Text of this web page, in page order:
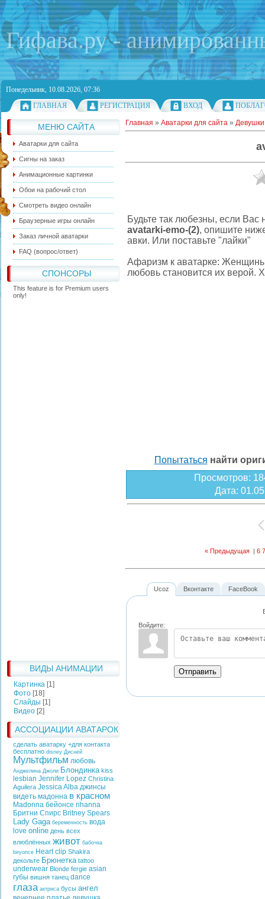
Гифава.ру -
Понедельник, 10.08.2026, 07:36
ГЛАВНАЯ
РЕГИСТРАЦИЯ ВХОД
МЕНЮ САЙТА
Аватарки для сайта
Сигны на заказ
Анимационные картинки
Обои на рабочий стол
Смотреть видео онлайн
Браузерные игры онлайн
Заказ личной аватарки
FAQ (вопрос/ответ)
СПОНСОРЫ
This feature is for Premium users
only!
ВИДЫ АНИМАЦИИ
Картинка [1]
Фото [18]
Слайды [1]
Видео [2]
АССОЦИАЦИИ АВАТАРОК
сделать аватарку +для контакта
бесплатно disney Дисней
Мультфильм любовь
Анджелина Джоли Блондинка kiss
lesbian Jennifer Lopez Christina
Aguilera Jessica Alba джинсы
видеть мадонна в красном
Madonna бейонсе rihanna
Бритни Спирс Britney Spears
Lady Gaga беременность вода
love online день всех
влюблённых живот бабочка
beyonce Heart clip Shakira
декольте Брюнетка tattoo
underwear Blonde fergie asian
губы вишня танец dance
глаза актриса бусы ангел
Главная » Аватарки для сайта »
Будьте так любезны, если Вас
avatarki-emo-(2), опишите
авки. Или поставьте "лайки"
Афаризм к аватарке: Женщины
любовь становится их верой.
Попытаться найти
Просмотров:
Дата:
« Предыдущая| 6 7
Ucoz
Войдите:
Отправить
Вконтакте FaceBook